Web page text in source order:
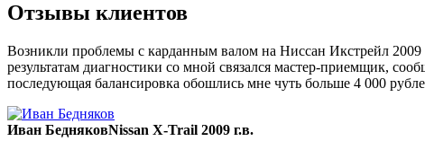
Отзывы клиентов
Возникли проблемы с карданным валом на Ниссан Икстрейл
результатам диагностики со мной связался мастер-приемщик,
последующая балансировка обошлись мне чуть больше 4 000
Иван БедняковNissan X-Trail 2009 г.в.